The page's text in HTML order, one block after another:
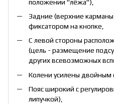
положении "лёжа"),
Задние (верхние
фиксатором на кнопке,
С левой стороны
(цель - размещение
других всевозможных
Колени усилены двойным
Пояс широкий с
липучкой),